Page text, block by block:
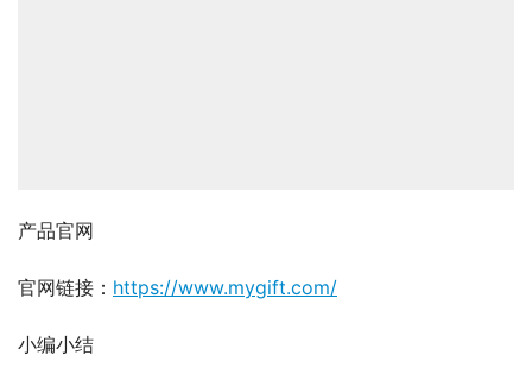
产品官网
官网链接： https://www.mygift.com/
小编小结